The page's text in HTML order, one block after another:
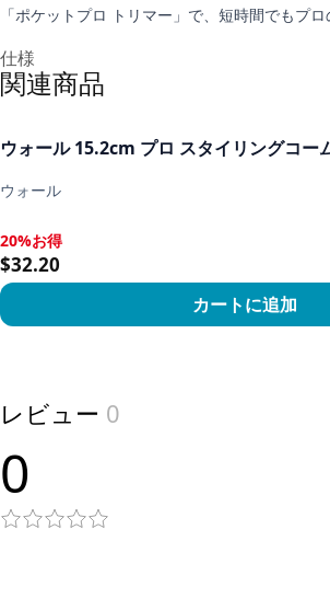
「ポケットプロ トリマー」で、短時間でもプ
仕様
関連商品
ウォール 15.2cm プロ スタイリングコー
ウォール
20%お得, $32.20
20%お得
$32.20
カートに追加
レビュー 0
0